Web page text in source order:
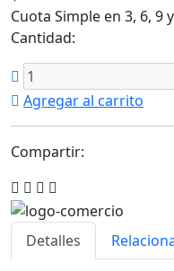
Cuota Simple en 3, 6, 9
Cantidad:
Agregar al carrito
Compartir:
Detalles